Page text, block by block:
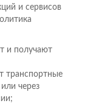
и сервисов
и получают
транспортные
через